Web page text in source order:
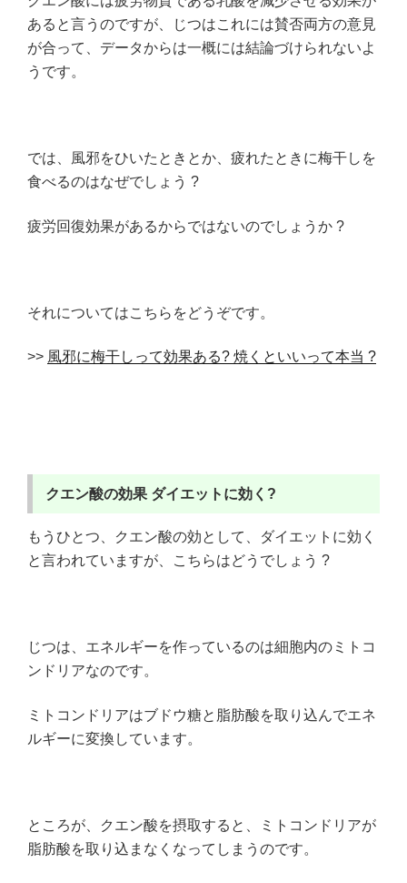
あると言うのですが、じつはこれには賛否両方の意見
が合って、データからは一概には結論づけられないよ
うです。
では、風邪をひいたときとか、疲れたときに梅干しを
食べるのはなぜでしょう ?
疲労回復効果があるからではないのでしょうか ?
それについてはこちらをどうぞです。
>> 風邪に梅干しって効果ある? 焼くといいって本当 ?
クエン酸の効果 ダイエットに効く?
もうひとつ、クエン酸の効として、ダイエットに効く
と言われていますが、こちらはどうでしょう ?
じつは、エネルギーを作っているのは細胞内のミトコ
ンドリアなのです。
ミトコンドリアはブドウ糖と脂肪酸を取り込んでエネ
ルギーに変換しています。
ところが、クエン酸を摂取すると、ミトコンドリアが
脂肪酸を取り込まなくなってしまうのです。